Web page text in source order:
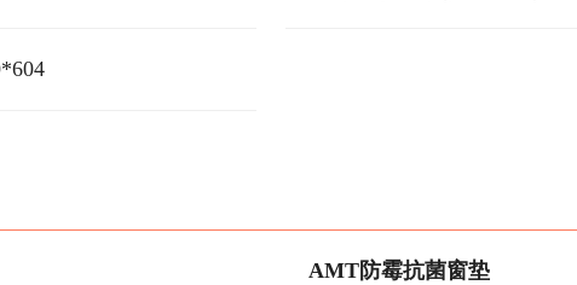
AMT防霉抗菌窗垫